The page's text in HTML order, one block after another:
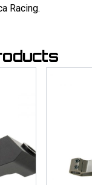
Racing.